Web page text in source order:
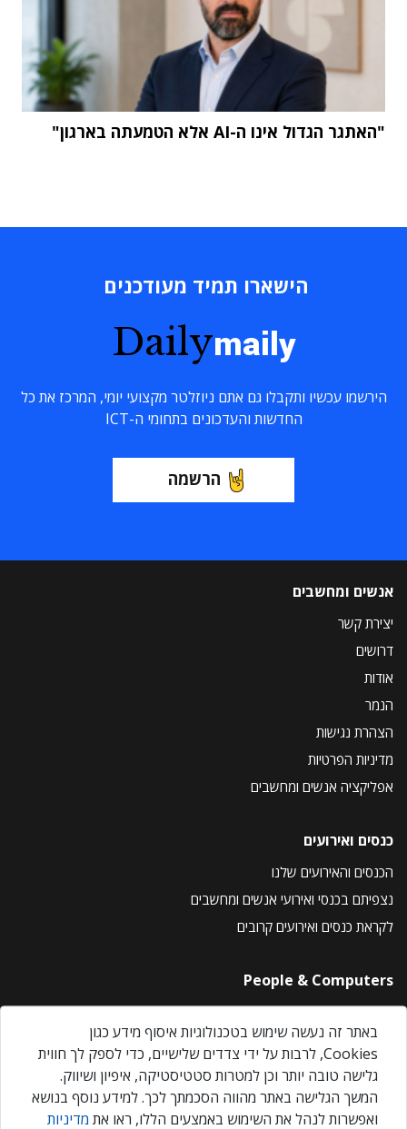
"האתגר הגדול אינו ה-AI אלא הטמעתה בארגון"
הישארו תמיד מעודכנים
Dailymaily
הירשמו עכשיו ותקבלו גם אתם ניוזלטר מקצועי יומי, המרכז את כל
החדשות והעדכונים בתחומי ה-ICT
הרשמה
אנשים ומחשבים
יצירת קשר
דרושים
אודות
הנמר
הצהרת נגישות
מדיניות הפרטיות
אפליקציה אנשים ומחשבים
כנסים ואירועים
הכנסים והאירועים שלנו
נצפיתם בכנסי ואירועי אנשים ומחשבים
לקראת כנסים ואירועים קרובים
People & Computers
About Us
Privacy Policy
Contact Us
Our Events
באתר זה נעשה שימוש בטכנולוגיות איסוף מידע כגון
Cookies, לרבות על ידי צדדים שלישיים, כדי לספק לך חווית
גלישה טובה יותר וכן למטרות סטטיסטיקה, איפיון ושיווק.
המשך הגלישה באתר מהווה הסכמתך לכך. למידע נוסף בנושא
ואפשרות לנהל את השימוש באמצעים הללו, ראו את מדיניות